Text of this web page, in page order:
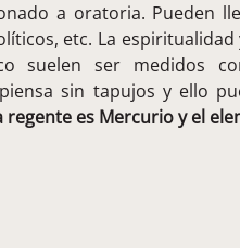
a oratoria. Pueden
etc. La
suelen ser medidos
sin tapujos y ello
regente es Mercurio y el